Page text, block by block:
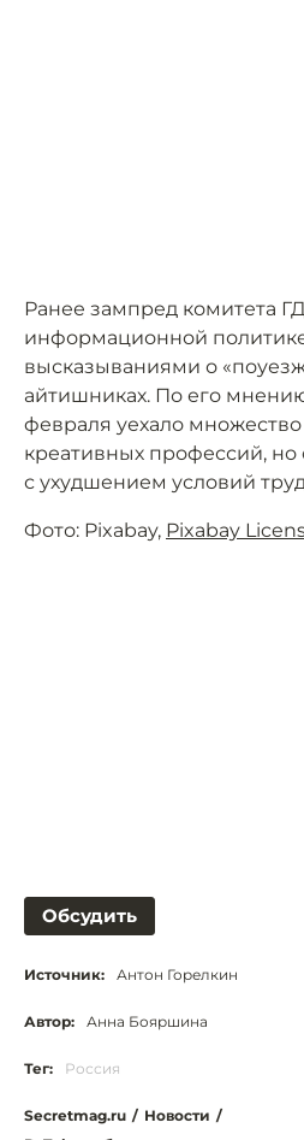
Ранее зампред комитета
информационной
высказываниями о
айтишниках. По его
февраля уехало
креативных профессий, но
с ухудшением условий
Фото: Pixabay, Pixabay
Обсудить
Источник: Антон Горелкин
Автор: Анна Бояршина
Тег: Россия
Secretmag.ru / Новости /